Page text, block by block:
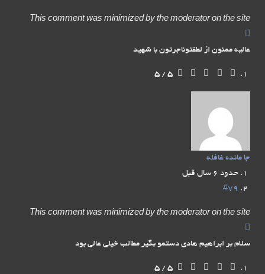
This comment was minimized by the moderator on the site
عالیه ممنون از لطفتوناجرتون با شهید
5
/
5
جا مانده غافله
حدود 6 سال قبل
#79
This comment was minimized by the moderator on the site
سلام بر ابراهیم هادی دستمو بگیر مطالب خیلی عالی بود
5
/
5